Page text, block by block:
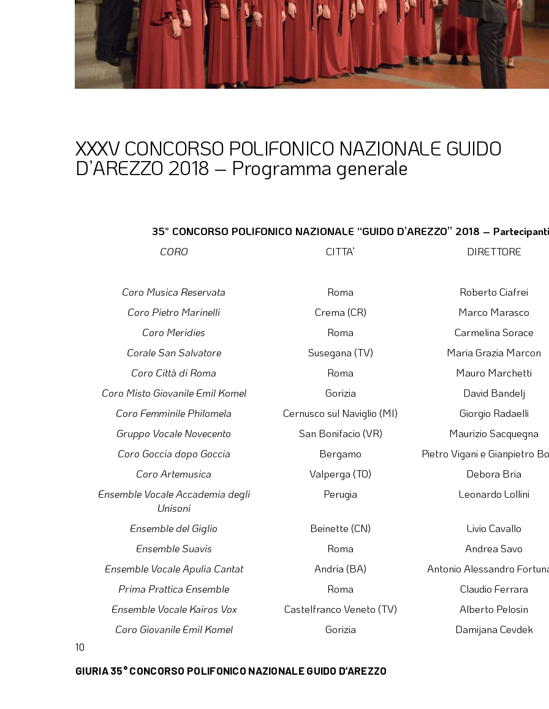
XXXV CONCORSO POLIFONICO NAZIONALE GUIDO
D’AREZZO 2018 – Programma generale
35° CONCORSO POLIFONICO NAZIONALE “GUIDO D’AREZZO” 2018 – Partecipanti
CORO
CITTA’ DIRETTORE
Coro Musica Reservata Roma Roberto Ciafrei
Coro Pietro Marinelli
Crema (CR) Marco Marasco
Coro Meridies
Roma Carmelina Sorace
Corale San Salvatore
Susegana (TV) Maria Grazia Marcon
Coro Città di Roma
Roma Mauro Marchetti
Coro Misto Giovanile Emil Komel
Gorizia David Bandelj
Coro Femminile Philomela
Cernusco sul Naviglio (MI) Giorgio Radaelli
Gruppo Vocale Novecento
San Bonifacio (VR) Maurizio Sacquegna
Coro Goccia dopo Goccia
Bergamo Pietro Vigani e Gianpietro
Coro Artemusica
Valperga (TO) Debora Bria
Ensemble Vocale Accademia degli
Unisoni
Perugia Leonardo Lollini
Ensemble del Giglio Beinette (CN) Livio Cavallo
Ensemble Suavis
Roma Andrea Savo
Ensemble Vocale Apulia Cantat
Andria (BA) Antonio Alessandro
Prima Prattica Ensemble
Roma Claudio Ferrara
Ensemble Vocale Kairos Vox
Castelfranco Veneto (TV) Alberto Pelosin
Coro Giovanile Emil Komel
Gorizia Damijana Cevdek
10
GIURIA 35° CONCORSO POLIFONICO NAZIONALE GUIDO D’AREZZO